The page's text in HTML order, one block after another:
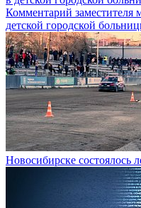
Комментарий заместителя
детской городской
Новосибирске состоялось